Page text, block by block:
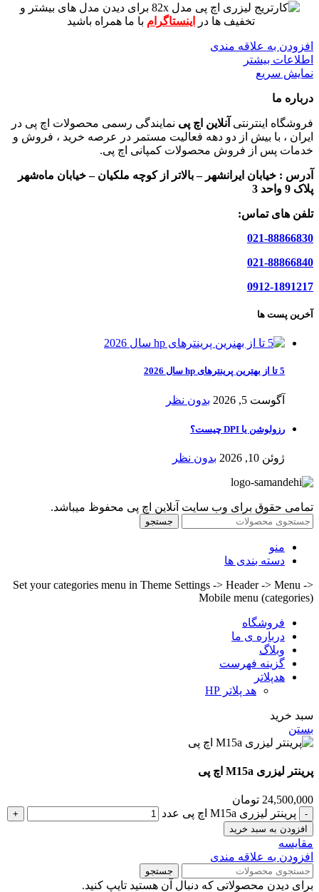
برای دیدن مدل های بیشتر و
تخفیف ها در
اینستاگرام با ما همراه باشید
افزودن به علاقه مندی
اطلاعات بیشتر
نمایش سریع
درباره ما
فروشگاه اینترنتی آنلاین اچ پی نمایندگی رسمی محصولات اچ پی در
ایران ، با بیش از دو دهه فعالیت مستمر در عرصه خرید ، فروش و
خدمات پس از فروش محصولات کمپانی اچ پی.
آدرس : خیابان ایرانشهر – بالاتر از کوچه ملکیان – خیابان ماه‌شهر
پلاک 9 واحد 3
تلفن های تماس:
021-88866830
021-88866840
0912-1891217
آخرین پست ها
5 تا از بهترین پرینترهای hp سال 2026
آگوست 5, 2026 بدون نظر
رزولوشن یا DPI چیست؟
ژوئن 10, 2026 بدون نظر
تمامی حقوق برای وب سایت آنلاین اچ پی محفوظ میباشد.
جستجو
منو
دسته بندی ها
Set your categories menu in Theme Settings -> Header -> Menu ->
Mobile menu (categories)
فروشگاه
درباره ی ما
وبلاگ
گزینه فهرست
هدپلاتر
هد پلاتر HP
سبد خرید
بستن
پرینتر لیزری M15a اچ پی
24,500,000 تومان
پرینتر لیزری M15a اچ پی عدد
افزودن به سبد خرید
مقايسه
افزودن به علاقه مندی
جستجو
برای دیدن محصولاتی که دنبال آن هستید تایپ کنید.